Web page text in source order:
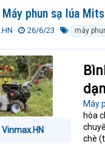
Máy phun sạ lúa
N
à
y
g
ử
i
26/6/23
k
máy
Vinmax.HN
Máy
hóa
chè